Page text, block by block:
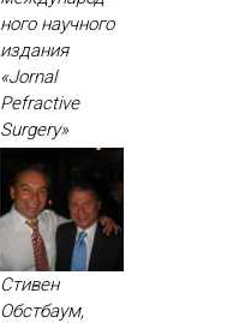
но­го на­уч­но­го
из­да­ния
«Jornal
Рefractive
Surgery»
Стивен
Обстбаум,